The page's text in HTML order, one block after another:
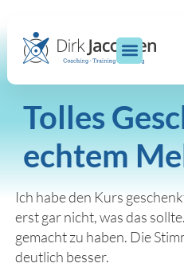
Tolles
echtem
Ich habe den Kurs
erst gar nicht, was das
gemacht zu haben. Die
deutlich besser.